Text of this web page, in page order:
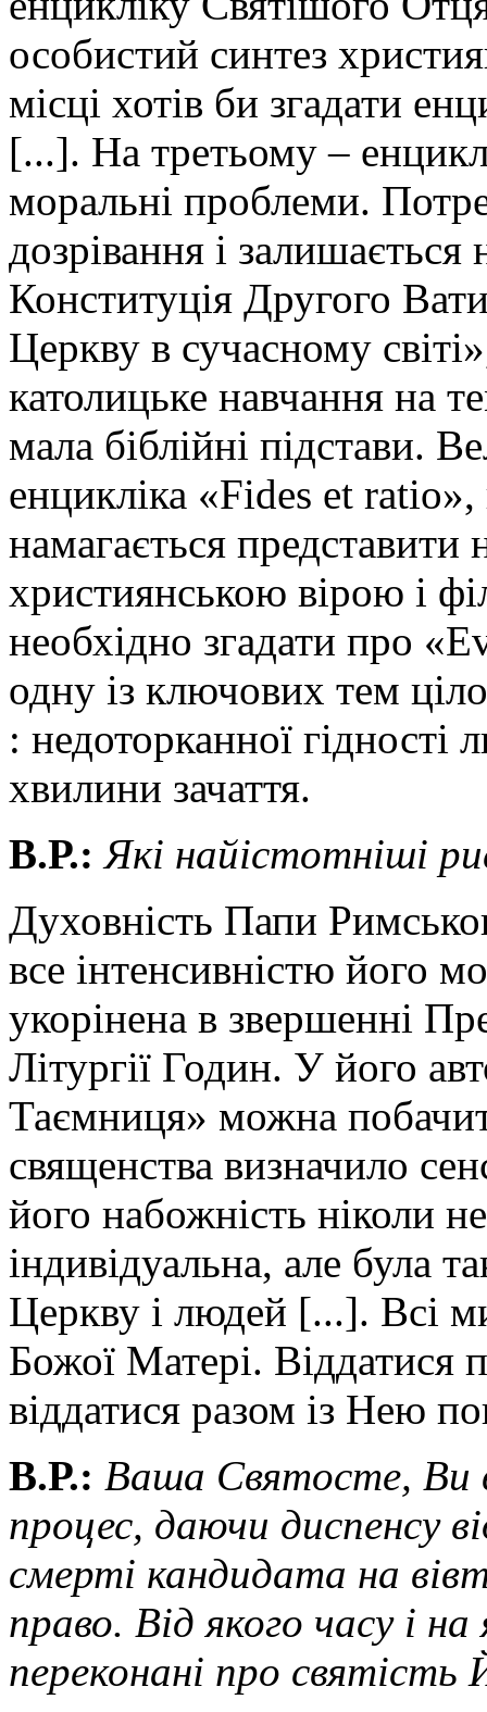
особистий синтез
місці хотів би згадати
[...]. На третьому –
моральні проблеми.
дозрівання і залишається
Конституція Другого
Церкву в сучасному
католицьке навчання на
мала біблійні підстави.
енцикліка «Fides et
намагається
християнською вірою і
необхідно згадати про
одну із ключових тем
: недоторканної гідності
хвилини зачаття.
В.Р.: Які найістотніші
Духовність Папи
все інтенсивністю його
укорінена в звершенні
Літургії Годин. У його
Таємниця» можна
священства визначило
його набожність ніколи
індивідуальна, але була
Церкву і людей [...]. Всі
Божої Матері. Віддатися
віддатися разом із Нею
В.Р.: Ваша Святосте, Ви
процес, даючи диспенсу
смерті кандидата на
право. Від якого часу і
переконані про